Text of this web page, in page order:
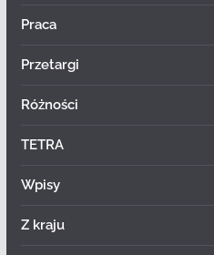
Praca
Przetargi
Różności
TETRA
Wpisy
Z kraju